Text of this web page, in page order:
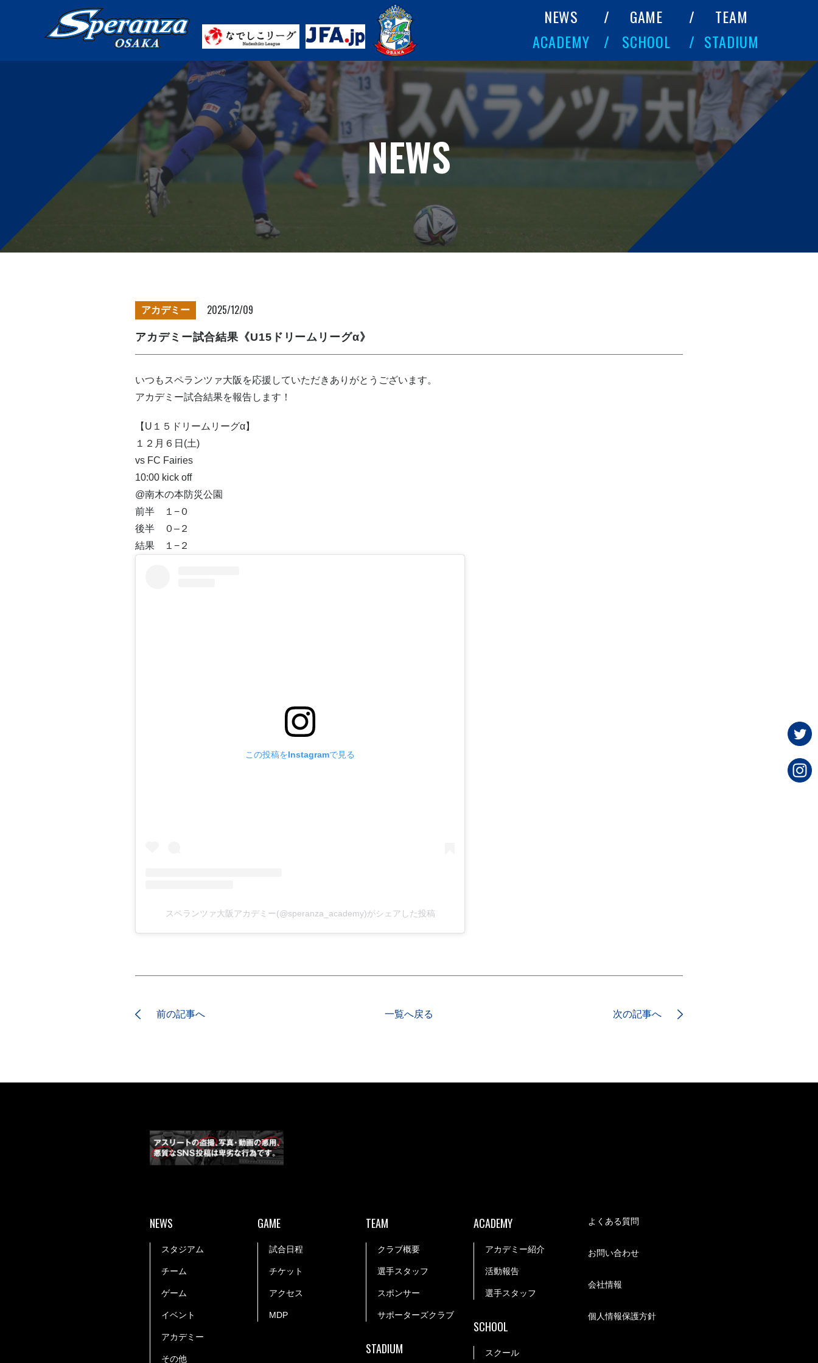
NEWS GAME
TEAM
ACADEMY
SCHOOL STADIUM
NEWS
アカデミー 2025/12/09
アカデミー試合結果《U15ドリームリーグα》
いつもスペランツァ大阪を応援していただきありがとうございます。
アカデミー試合結果を報告します！
【U１５ドリームリーグα】
１２月６日(土)
vs FC Fairies
10:00 kick off
@南木の本防災公園
前半 １−０
後半 ０–２
結果 １−２
この投稿をInstagramで見る
スペランツァ大阪アカデミー(@speranza_academy)がシェアした投稿
前の記事へ 一覧へ戻る 次の記事へ
NEWS
スタジアム
チーム
ゲーム
イベント
アカデミー
その他
GAME
試合日程
チケット
アクセス
MDP
TEAM
クラブ概要
選手スタッフ
スポンサー
サポーターズクラブ
STADIUM
ACADEMY
アカデミー紹介
活動報告
選手スタッフ
SCHOOL
スクール
よくある質問
お問い合わせ
会社情報
個人情報保護方針